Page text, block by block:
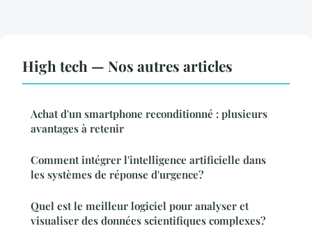
High tech — Nos autres articles
Achat d'un smartphone reconditionné : plusieurs
avantages à retenir
Comment intégrer l'intelligence artificielle dans
les systèmes de réponse d'urgence?
Quel est le meilleur logiciel pour analyser et
visualiser des données scientifiques complexes?